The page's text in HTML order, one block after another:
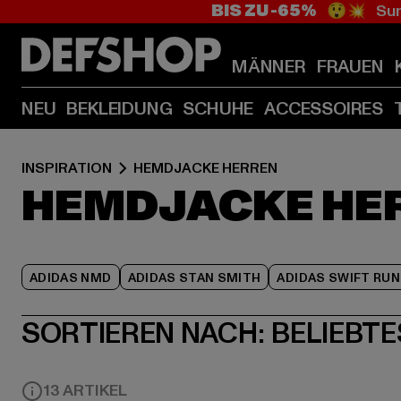
BIS ZU -65% 😲💥
MÄNNER FRAUEN
NEU BEKLEIDUNG SCHUHE ACCESSOIRES
INSPIRATION HEMDJACKE HERREN
HEMDJACKE
ADIDAS NMD ADIDAS STAN SMITH ADIDAS SWIFT RUN
SORTIEREN NACH:
13 ARTIKEL